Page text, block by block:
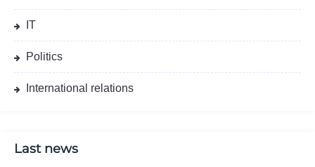
IT
Politics
International relations
Last news